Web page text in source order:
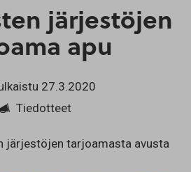
järjestöjen
apu
27.3.2020
Tiedotteet
järjestöjen tarjoamasta avusta